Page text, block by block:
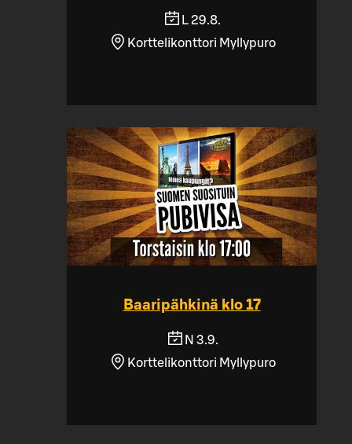
L 29.8.
Korttelikonttori Myllypuro
Baaripähkinä klo 17
N 3.9.
Korttelikonttori Myllypuro